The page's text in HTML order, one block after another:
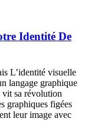
Identité De
L’identité visuelle
langage graphique
sa révolution
graphiques figées
leur image avec